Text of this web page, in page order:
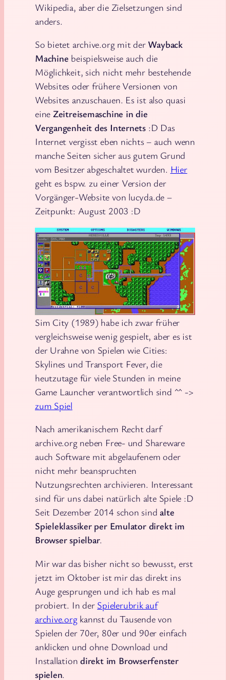
Wikipedia, aber die Zielsetzungen sind
anders.
So bietet archive.org mit der Wayback
Machine beispielsweise auch die
Möglichkeit, sich nicht mehr bestehende
Websites oder frühere Versionen von
Websites anzuschauen. Es ist also quasi
eine Zeitreisemaschine in die
Vergangenheit des Internets :D Das
Internet vergisst eben nichts – auch wenn
manche Seiten sicher aus gutem Grund
vom Besitzer abgeschaltet wurden. Hier
geht es bspw. zu einer Version der
Vorgänger-Website von lucyda.de –
Zeitpunkt: August 2003 :D
Sim City (1989) habe ich zwar früher
vergleichsweise wenig gespielt, aber es ist
der Urahne von Spielen wie Cities:
Skylines und Transport Fever, die
heutzutage für viele Stunden in meine
Game Launcher verantwortlich sind ^^ ->
zum Spiel
Nach amerikanischem Recht darf
archive.org neben Free- und Shareware
auch Software mit abgelaufenem oder
nicht mehr beanspruchten
Nutzungsrechten archivieren. Interessant
sind für uns dabei natürlich alte Spiele :D
Seit Dezember 2014 schon sindalte
Spieleklassiker per Emulator direkt im
Browser spielbar.
Mir war das bisher nicht so bewusst, erst
jetzt im Oktober ist mir das direkt ins
Auge gesprungen und ich hab es mal
probiert. In der Spielerubrik auf
archive.orgkannst du Tausende von
Spielen der 70er, 80er und 90er einfach
anklicken und ohne Download und
Installationdirekt im Browserfenster
spielen.